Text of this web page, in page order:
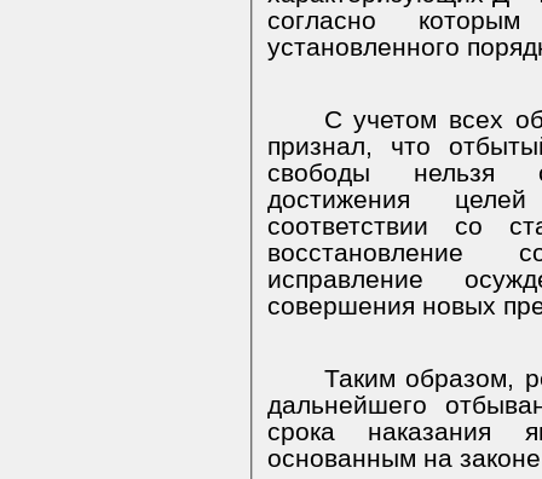
согласно
установленного
С учетом всех
признал, что
свободы нельзя
достижения
соответствии со
восстановление
исправление
совершения новых
Таким образом,
дальнейшего
срока наказания
основанным на